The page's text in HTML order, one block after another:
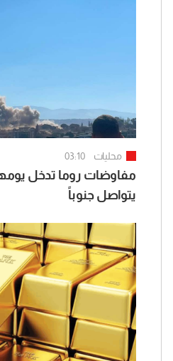
محليات 03:10
مفاوضات روما تدخل
يتواصل جنوباً